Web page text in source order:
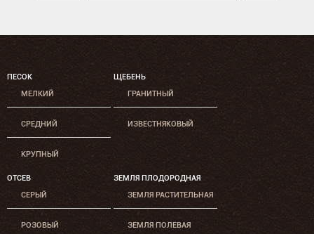
ПЕСОК
МЕЛКИЙ
СРЕДНИЙ
КРУПНЫЙ
ЩЕБЕНЬ
ГРАНИТНЫЙ
ИЗВЕСТНЯКОВЫЙ
ОТСЕВ
СЕРЫЙ
РОЗОВЫЙ
ЗЕМЛЯ ПЛОДОРОДНАЯ
ЗЕМЛЯ РАСТИТЕЛЬНАЯ
ЗЕМЛЯ ПОЛЕВАЯ